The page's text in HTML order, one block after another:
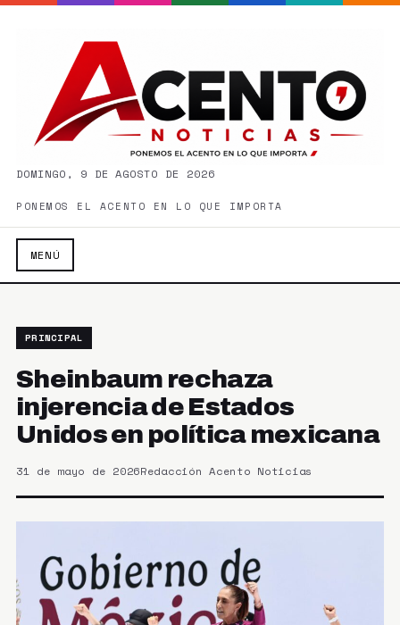
DOMINGO, 9 DE AGOSTO DE 2026
PONEMOS EL ACENTO EN LO QUE IMPORTA
MENÚ
PRINCIPAL
Sheinbaum rechaza
injerencia de Estados
Unidos en política mexicana
31 de mayo de 2026Redacción Acento Noticias